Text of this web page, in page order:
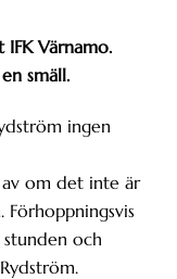
Värnamo.
smäll.
ingen
om det inte är
och